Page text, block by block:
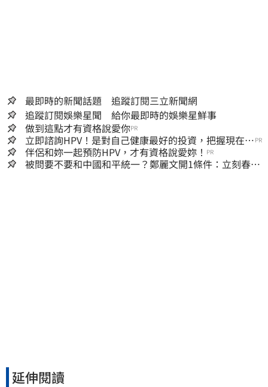
最即時的新聞話題 追蹤訂閱三立新聞網
追蹤訂閱娛樂星聞 給你最即時的娛樂星鮮事
做到這點才有資格說愛你PR
立即諮詢HPV！是對自己健康最好的投資，把握現在不
嫌晚！
PR
伴侶和妳一起預防HPV，才有資格說愛妳！ PR
被問要不要和中國和平統一？鄭麗文開1條件：立刻春暖
延伸閱讀